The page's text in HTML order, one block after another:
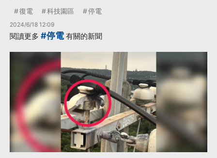
復電 科技園區 停電
2024/6/18 12:09
閱讀更多 #停電有關的新聞